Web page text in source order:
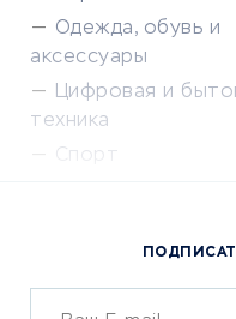
Одежда, обувь и
аксессуары
Цифровая и
техника
Спорт
Сервисы доставки